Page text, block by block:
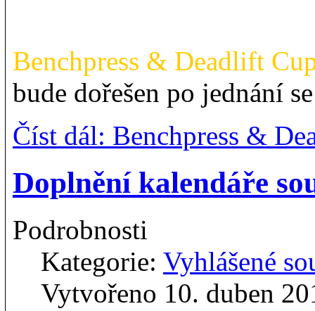
Benchpress & Deadlift
bude dořešen po jednání
Číst dál: Benchpress &
Doplnění kalendáře
Podrobnosti
Kategorie: Vyhlášené
Vytvořeno 10. duben